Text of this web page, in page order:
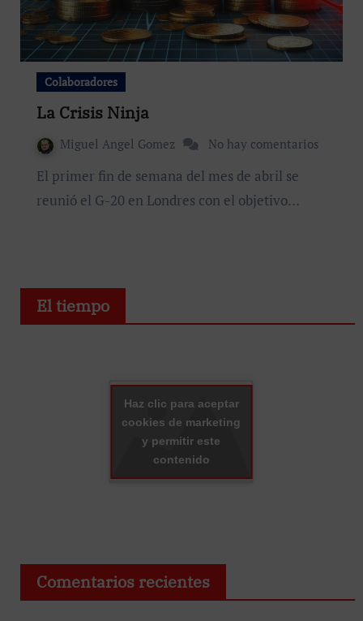
Colaboradores
La Crisis Ninja
Miguel Angel Gomez No hay comentarios
El primer fin de semana del mes de abril se
reunió el G-20 en Londres con el objetivo…
El tiempo
Haz clic para aceptar
cookies de marketing
y permitir este
contenido
Comentarios recientes